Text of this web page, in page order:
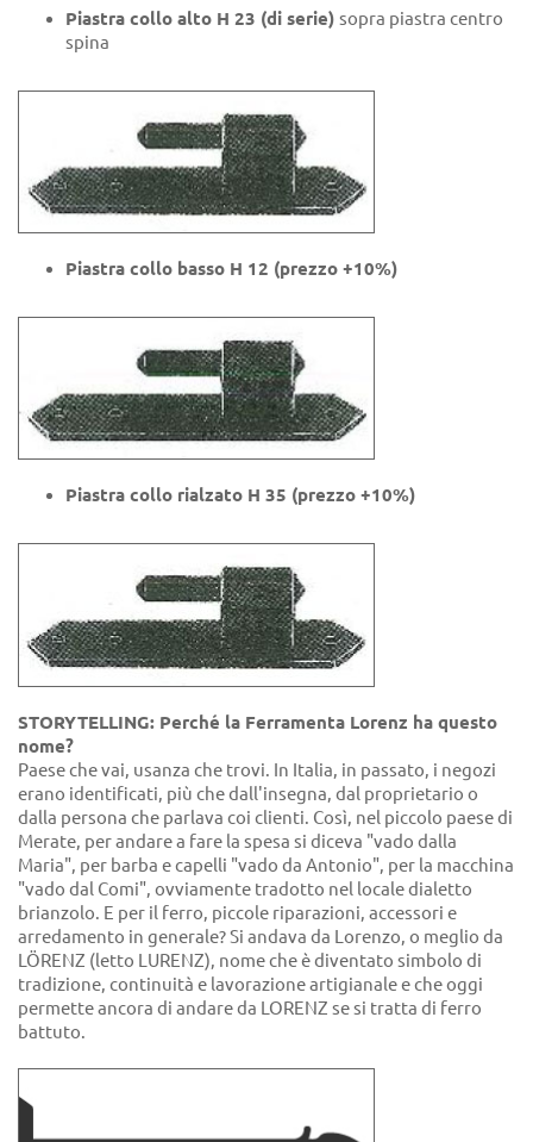
Piastra collo alto H 23 (di serie) sopra piastra centro
spina
Piastra collo basso H 12 (prezzo +10%)
Piastra collo rialzato H 35 (prezzo +10%)
STORYTELLING: Perché la Ferramenta Lorenz ha questo
nome?
Paese che vai, usanza che trovi. In Italia, in passato, i negozi
erano identificati, più che dall'insegna, dal proprietario o
dalla persona che parlava coi clienti. Così, nel piccolo paese di
Merate, per andare a fare la spesa si diceva "vado dalla
Maria", per barba e capelli "vado da Antonio", per la macchina
"vado dal Comi", ovviamente tradotto nel locale dialetto
brianzolo. E per il ferro, piccole riparazioni, accessori e
arredamento in generale? Si andava da Lorenzo, o meglio da
LÖRENZ (letto LURENZ), nome che è diventato simbolo di
tradizione, continuità e lavorazione artigianale e che oggi
permette ancora di andare da LORENZ se si tratta di ferro
battuto.